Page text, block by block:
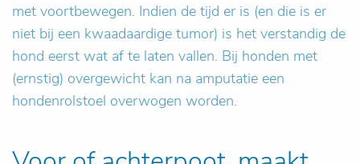
met voortbewegen. Indien de tijd er is (en die is er
niet bij een kwaadaardige tumor) is het verstandig de
hond eerst wat af te laten vallen. Bij honden met
(ernstig) overgewicht kan na amputatie een
hondenrolstoel overwogen worden.